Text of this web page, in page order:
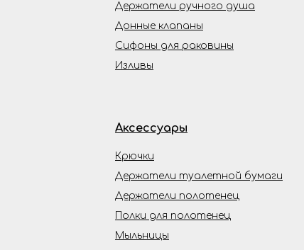
Полки для полотенец
Держатели полотенец
Держатели туалетной бумаги
Крючки
Мыльницы
Аксессуары
Держатели ручного душа
Донные клапаны
Сифоны для раковины
Изливы